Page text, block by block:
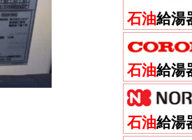
石油給湯
石油給湯
石油給湯